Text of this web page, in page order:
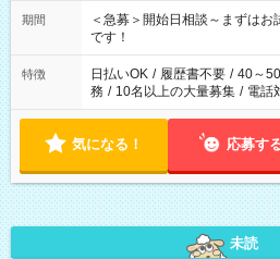
期間
＜急募＞開始日相談～まずは
です！
特徴 日払いOK / 履歴書不要 / 40～
務 / 10名以上の大量募集 / 電話
気になる！ 応募す
未読